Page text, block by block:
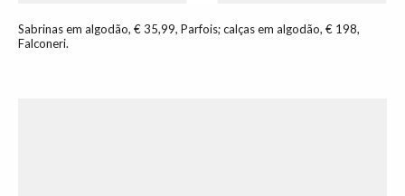
Sabrinas em algodão, € 35,99, Parfois; calças em algodão, € 198,
Falconeri.